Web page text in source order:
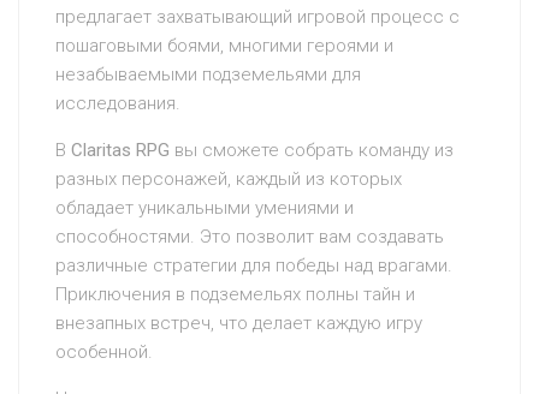
предлагает захватывающий игровой процесс с
пошаговыми боями, многими героями и
незабываемыми подземельями для
исследования.
В Claritas RPG вы сможете собрать команду из
разных персонажей, каждый из которых
обладает уникальными умениями и
способностями. Это позволит вам создавать
различные стратегии для победы над врагами.
Приключения в подземельях полны тайн и
внезапных встреч, что делает каждую игру
особенной.